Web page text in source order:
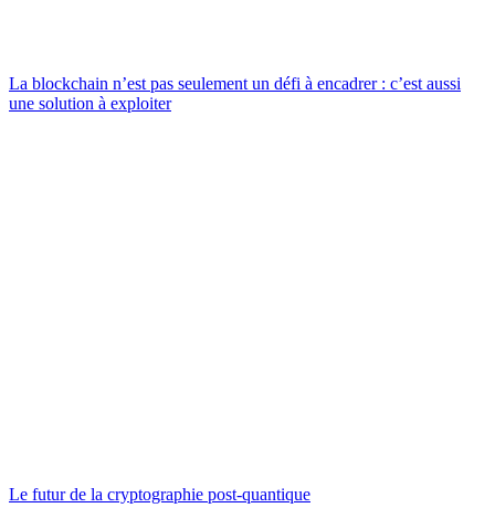
La blockchain n’est pas seulement un défi à encadrer : c’est aussi
une solution à exploiter
Le futur de la cryptographie post-quantique